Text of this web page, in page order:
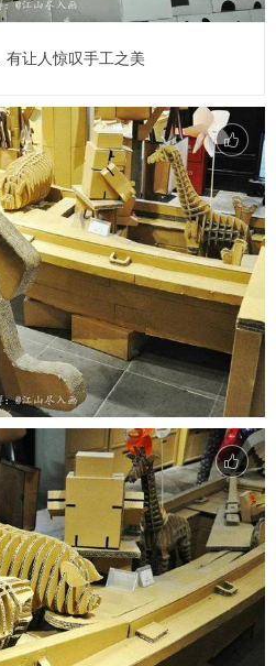
有让人惊叹手工之美